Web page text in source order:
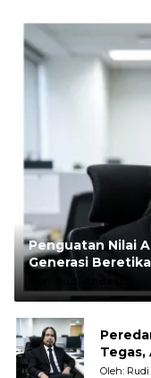
Penguatan Nilai
Generasi
Rudi Andesta
Tegas,
Tanpa
Oleh: